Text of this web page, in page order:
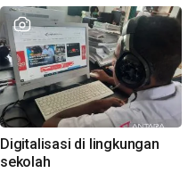
Digitalisasi di lingkungan
sekolah